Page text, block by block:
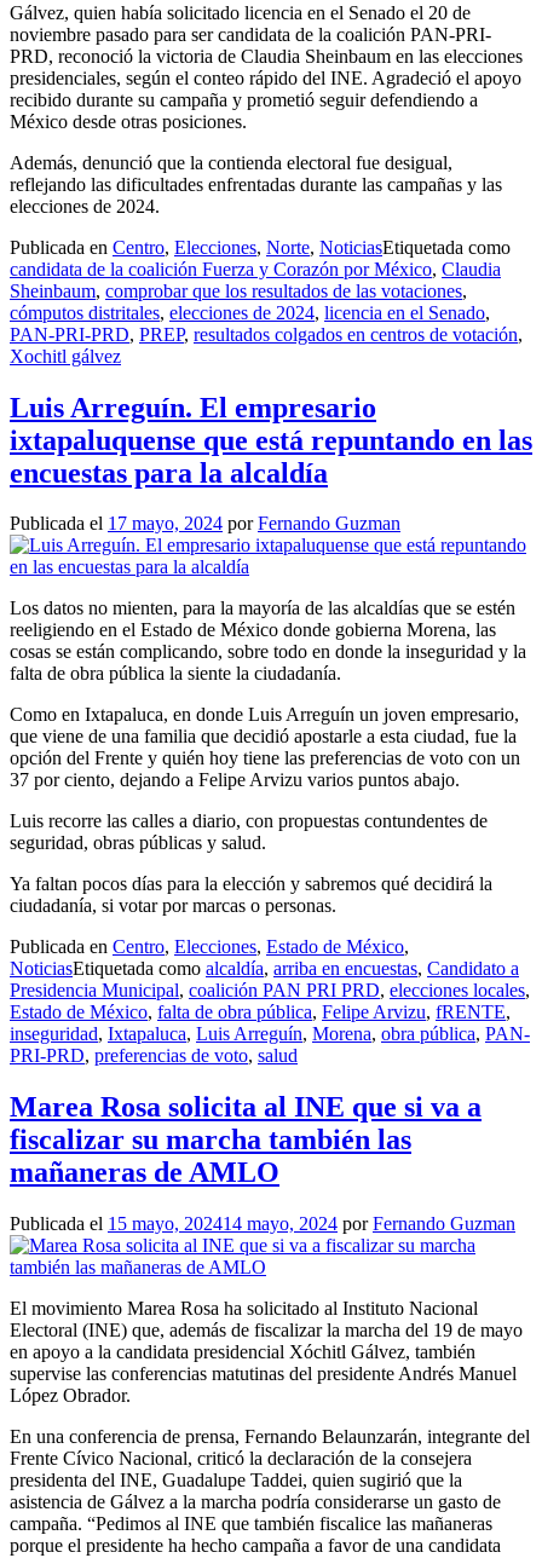
Gálvez, quien había solicitado licencia en el Senado el 20 de
noviembre pasado para ser candidata de la coalición PAN-PRI-
PRD, reconoció la victoria de Claudia Sheinbaum en las elecciones
presidenciales, según el conteo rápido del INE. Agradeció el apoyo
recibido durante su campaña y prometió seguir defendiendo a
México desde otras posiciones.
Además, denunció que la contienda electoral fue desigual,
reflejando las dificultades enfrentadas durante las campañas y las
elecciones de 2024.
Publicada en Centro, Elecciones, Norte, NoticiasEtiquetada como
candidata de la coalición Fuerza y Corazón por México, Claudia
Sheinbaum, comprobar que los resultados de las votaciones,
cómputos distritales, elecciones de 2024, licencia en el Senado,
PAN-PRI-PRD, PREP, resultados colgados en centros de votación,
Xochitl gálvez
Luis Arreguín. El empresario
ixtapaluquense que está repuntando en las
encuestas para la alcaldía
Publicada el 17 mayo, 2024 porFernando Guzman
Los datos no mienten, para la mayoría de las alcaldías que se estén
reeligiendo en el Estado de México donde gobierna Morena, las
cosas se están complicando, sobre todo en donde la inseguridad y la
falta de obra pública la siente la ciudadanía.
Como en Ixtapaluca, en donde Luis Arreguín un joven empresario,
que viene de una familia que decidió apostarle a esta ciudad, fue la
opción del Frente y quién hoy tiene las preferencias de voto con un
37 por ciento, dejando a Felipe Arvizu varios puntos abajo.
Luis recorre las calles a diario, con propuestas contundentes de
seguridad, obras públicas y salud.
Ya faltan pocos días para la elección y sabremos qué decidirá la
ciudadanía, si votar por marcas o personas.
Publicada en Centro, Elecciones, Estado de México,
NoticiasEtiquetada como alcaldía, arriba en encuestas, Candidato a
Presidencia Municipal, coalición PAN PRI PRD, elecciones locales,
Estado de México, falta de obra pública, Felipe Arvizu, fRENTE,
inseguridad, Ixtapaluca, Luis Arreguín, Morena, obra pública, PAN-
PRI-PRD, preferencias de voto, salud
Marea Rosa solicita al INE que si va a
fiscalizar su marcha también las
mañaneras de AMLO
Publicada el 15 mayo, 202414 mayo, 2024 porFernando Guzman
El movimiento Marea Rosa ha solicitado al Instituto Nacional
Electoral (INE) que, además de fiscalizar la marcha del 19 de mayo
en apoyo a la candidata presidencial Xóchitl Gálvez, también
supervise las conferencias matutinas del presidente Andrés Manuel
López Obrador.
En una conferencia de prensa, Fernando Belaunzarán, integrante del
Frente Cívico Nacional, criticó la declaración de la consejera
presidenta del INE, Guadalupe Taddei, quien sugirió que la
asistencia de Gálvez a la marcha podría considerarse un gasto de
campaña. “Pedimos al INE que también fiscalice las mañaneras
porque el presidente ha hecho campaña a favor de una candidata